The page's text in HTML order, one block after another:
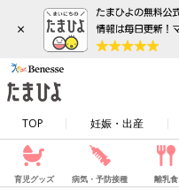
×
TOP 妊娠・出産
育児グッズ 病気・予防接種 離乳食